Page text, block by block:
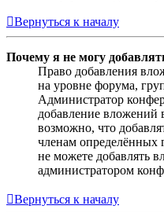
Вернуться к началу
Почему я не могу
Право добавления
на уровне форума,
Администратор
добавление
возможно, что
членам определённых
не можете добавлять
администратором
Вернуться к началу